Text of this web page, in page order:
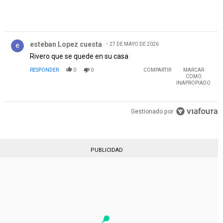
esteban Lopez cuesta 27 DE MAYO DE 2026
Rivero que se quede en su casa
RESPONDER 0 0 COMPARTIR
MARCAR
COMO
INAPROPIADO
Gestionado por
PUBLICIDAD